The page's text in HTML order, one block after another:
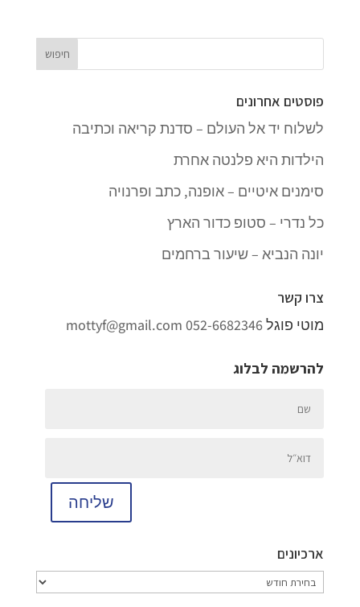
פוסטים אחרונים
לשלוח יד אל העולם – סדנת קריאה וכתיבה
הילדות היא פלנטה אחרת
סימנים איטיים – אופנה, כתב ופרנויה
כל נדרי – סטופ כדור הארץ
יונה הנביא – שיעור ברחמים
צרו קשר
מוטי פוגל052-6682346
mottyf@gmail.com
להרשמה לבלוג
שליחה
ארכיונים
ארכיונים